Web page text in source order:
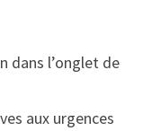
dans l’onglet de
aux urgences